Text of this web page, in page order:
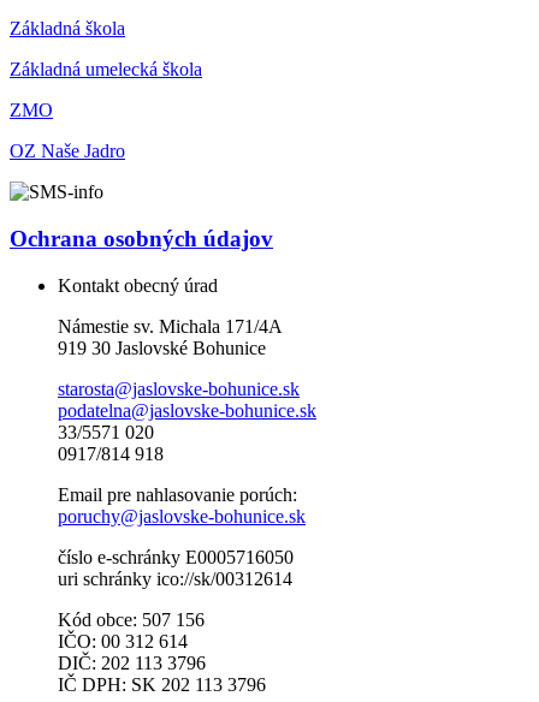
Základná škola
Základná umelecká škola
ZMO
OZ Naše Jadro
Ochrana osobných údajov
Kontakt obecný úrad
Námestie sv. Michala 171/4A
919 30 Jaslovské Bohunice
starosta@jaslovske-bohunice.sk
podatelna@jaslovske-bohunice.sk
33/5571 020
0917/814 918
Email pre nahlasovanie porúch:
poruchy@jaslovske-bohunice.sk
číslo e-schránky E0005716050
uri schránky ico://sk/00312614
Kód obce: 507 156
IČO: 00 312 614
DIČ: 202 113 3796
IČ DPH: SK 202 113 3796